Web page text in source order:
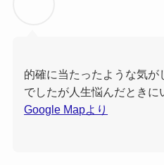
的確に当たったような気が
でしたが人生悩んだときに
Google Mapより